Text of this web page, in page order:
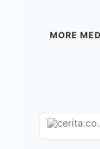
MORE